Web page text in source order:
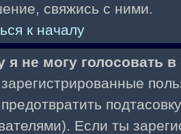
свяжись с ними.
к началу
я не могу голосовать
Если ты